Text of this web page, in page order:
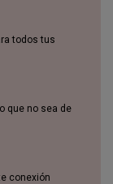
todos tus
que no sea de
conexión